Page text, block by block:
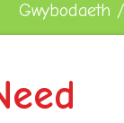
Gwybodaeth